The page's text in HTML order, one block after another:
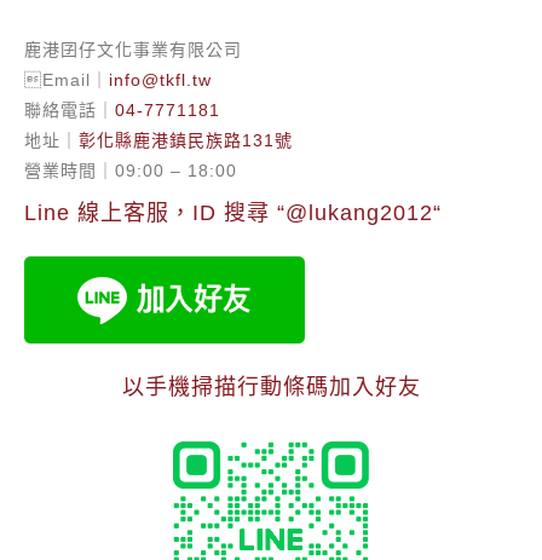
鹿港囝仔文化事業有限公司
Email｜ info@tkfl.tw
聯絡電話｜ 04-7771181
地址｜ 彰化縣鹿港鎮民族路131號
營業時間｜09:00 – 18:00
Line 線上客服，ID 搜尋 “@lukang2012“
以手機掃描行動條碼加入好友